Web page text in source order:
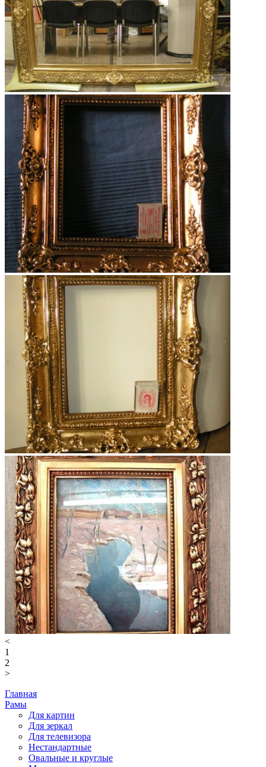
<
1
2
>
Главная
Рамы
Для картин
Для зеркал
Для телевизора
Нестандартные
Овальные и круглые